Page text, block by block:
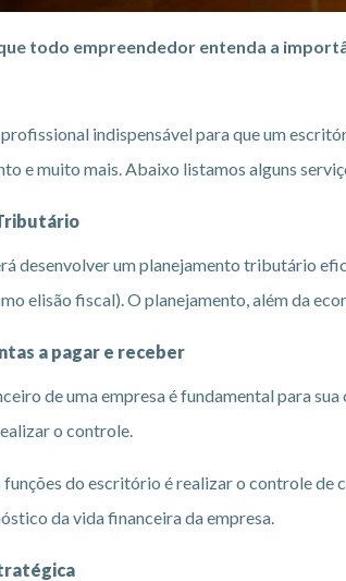
todo empreendedor entenda a
indispensável para que um
e muito mais. Abaixo listamos alguns
desenvolver um planejamento tributário
elisão fiscal). O planejamento, além da
a pagar e receber
de uma empresa é fundamental para
o controle.
funções do escritório é realizar o controle
da vida financeira da empresa.